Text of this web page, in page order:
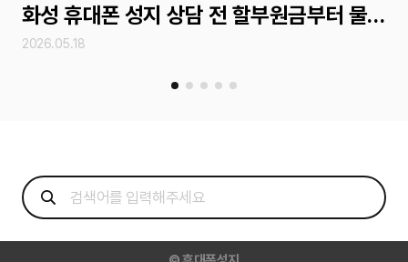
화성 휴대폰 성지 상담 전 할부원금부터 물어봐야 하는 이유
2026.05.18